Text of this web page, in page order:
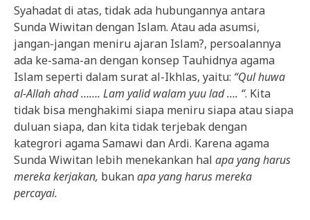
Syahadat di atas, tidak ada hubungannya antara
Sunda Wiwitan dengan Islam. Atau ada asumsi,
jangan-jangan meniru ajaran Islam?, persoalannya
ada ke-sama-an dengan konsep Tauhidnya agama
Islam seperti dalam surat al-Ikhlas, yaitu: “Qul huwa
al-Allah ahad ……. Lam yalid walam yuu lad …. “. Kita
tidak bisa menghakimi siapa meniru siapa atau siapa
duluan siapa, dan kita tidak terjebak dengan
kategrori agama Samawi dan Ardi. Karena agama
Sunda Wiwitan lebih menekankan hal apa yang harus
mereka kerjakan, bukanapa yang harus mereka
percayai.